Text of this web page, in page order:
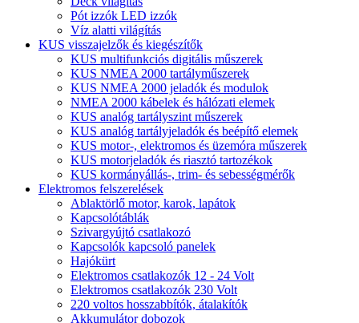
Pót izzók LED izzók
Víz alatti világítás
KUS visszajelzők és kiegészítők
KUS multifunkciós digitális műszerek
KUS NMEA 2000 tartályműszerek
KUS NMEA 2000 jeladók és modulok
NMEA 2000 kábelek és hálózati elemek
KUS analóg tartályszint műszerek
KUS analóg tartályjeladók és beépítő elemek
KUS motor-, elektromos és üzemóra műszerek
KUS motorjeladók és riasztó tartozékok
KUS kormányállás-, trim- és sebességmérők
Elektromos felszerelések
Ablaktörlő motor, karok, lapátok
Kapcsolótáblák
Szivargyújtó csatlakozó
Kapcsolók kapcsoló panelek
Hajókürt
Elektromos csatlakozók 12 - 24 Volt
Elektromos csatlakozók 230 Volt
220 voltos hosszabbítók, átalakítók
Akkumulátor dobozok